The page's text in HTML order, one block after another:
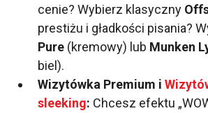
cenie? Wybierz klasyczny
prestiżu i gładkości pisania?
Pure (kremowy) lub Munken
biel).
Wizytówka Premium i
sleeking: Chcesz efektu